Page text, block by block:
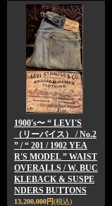
1900's〜 “ LEVI'S
（リーバイス） / No.2
” / “ 201 / 1902 YEA
R'S MODEL ” WAIST
OVERALLS / W. BUC
KLEBACK & SUSPE
NDERS BUTTONS
13,200,000円(税込)